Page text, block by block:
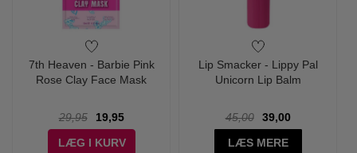
7th Heaven - Barbie Pink
Rose Clay Face Mask
29,95
19,95
LÆG I KURV
Lip Smacker - Lippy Pal
Unicorn Lip Balm
45,00
39,00
LÆS MERE